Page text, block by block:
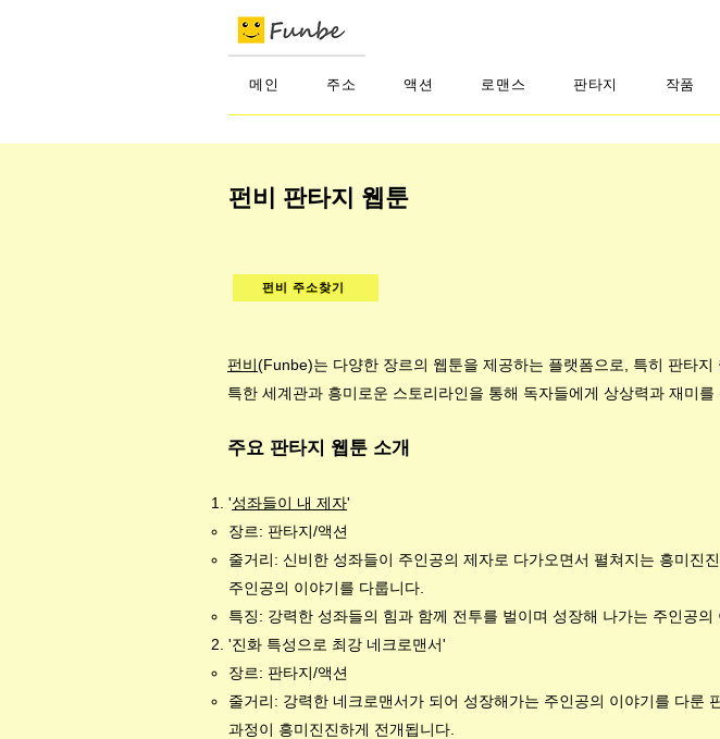
메인 주소 액션 로맨스 판타지 작품
펀비 판타지 웹툰
펀비 주소찾기
펀비(Funbe)는 다양한 장르의 웹툰을 제공하는 플랫폼으로, 특히 판타
특한 세계관과 흥미로운 스토리라인을 통해 독자들에게 상상력과 재미를
주요 판타지 웹툰 소개
'성좌들이 내 제자'
장르: 판타지/액션
줄거리: 신비한 성좌들이 주인공의 제자로 다가오면서 펼쳐지는 흥미진
주인공의 이야기를 다룹니다.
특징: 강력한 성좌들의 힘과 함께 전투를 벌이며 성장해 나가는 주인공의
'진화 특성으로 최강 네크로맨서'
장르: 판타지/액션
줄거리: 강력한 네크로맨서가 되어 성장해가는 주인공의 이야기를 다룬
과정이 흥미진진하게 전개됩니다.